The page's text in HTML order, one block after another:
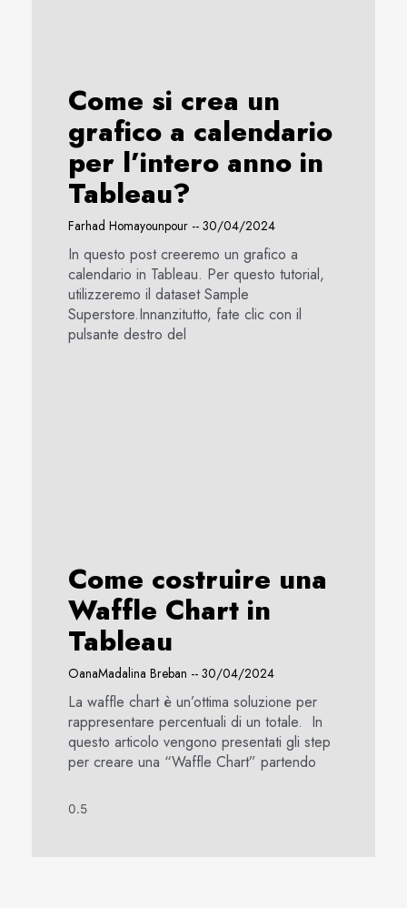
Come si crea un
grafico a calendario
per l’intero anno in
Tableau?
Farhad Homayounpour 30/04/2024
In questo post creeremo un grafico a
calendario in Tableau. Per questo tutorial,
utilizzeremo il dataset Sample
Superstore.Innanzitutto, fate clic con il
pulsante destro del
Come costruire una
Waffle Chart in
Tableau
OanaMadalina Breban 30/04/2024
La waffle chart è un’ottima soluzione per
rappresentare percentuali di un totale. In
questo articolo vengono presentati gli step
per creare una “Waffle Chart” partendo